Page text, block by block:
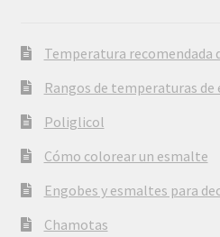
Temperatura recomendada
Rangos de temperaturas
Poliglicol
Cómo colorear un esmalte
Engobes y esmaltes para
Chamotas